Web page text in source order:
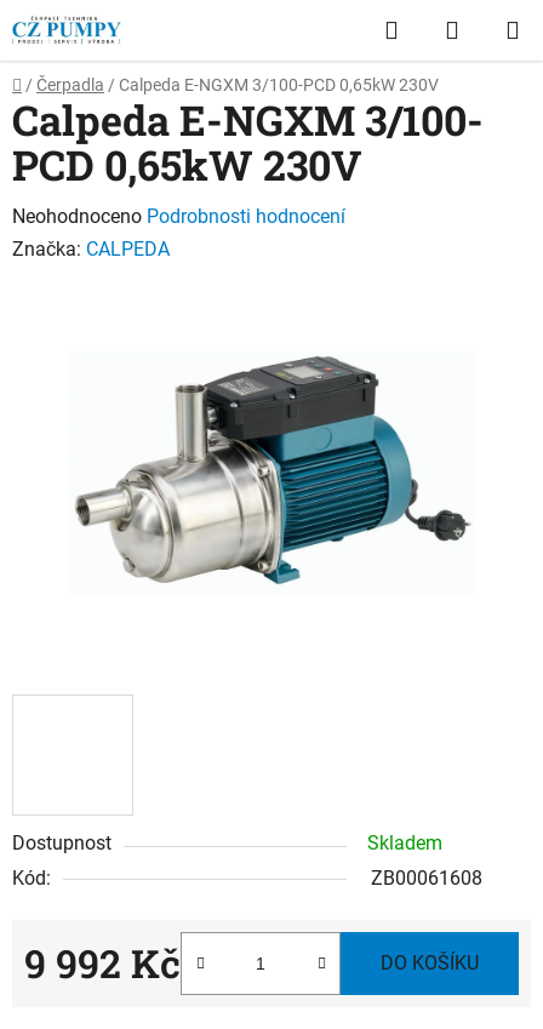
Přejít
na
obsah
Hledat
KOŠÍK
Domů
/ Čerpadla / Calpeda E-NGXM 3/100-PCD 0,65kW 230V
Dostupnost
Skladem
Kód:
ZB00061608
9 992 Kč DO KOŠÍKU
Calpeda E-NGXM 3/100-
PCD 0,65kW 230V
Průměrné
hodnocení
Neohodnoceno Podrobnosti hodnocení
Značka: CALPEDA